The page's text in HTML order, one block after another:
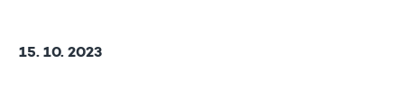
15. 10. 2023